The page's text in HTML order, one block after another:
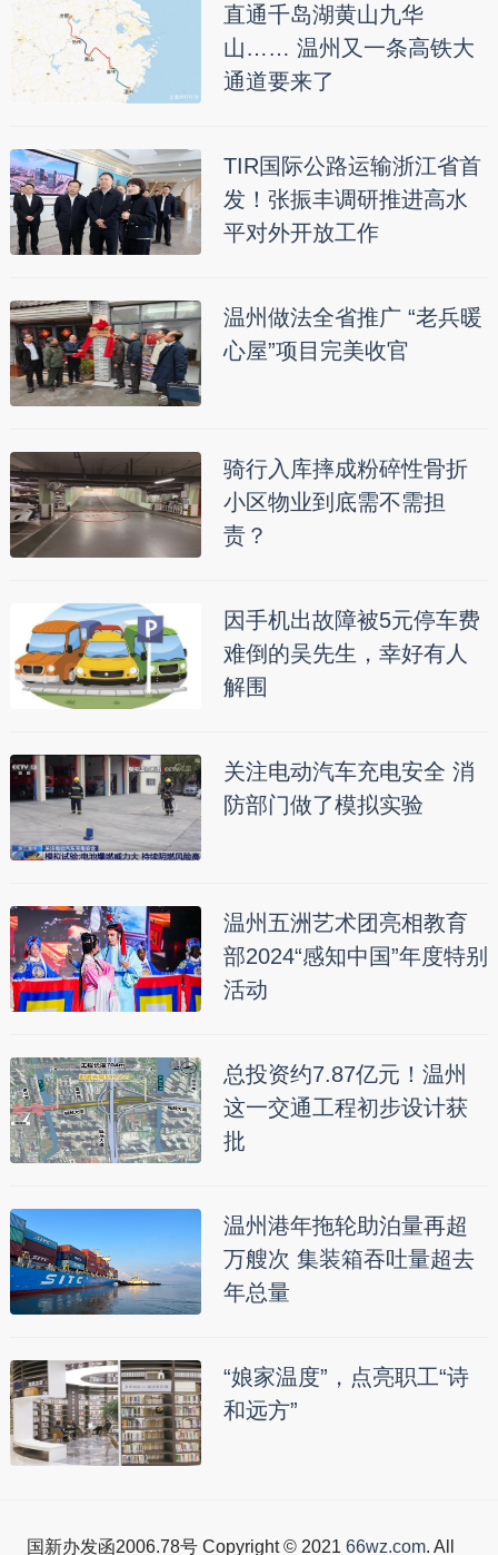
直通千岛湖黄山九华
山…… 温州又一条高铁大
通道要来了
TIR国际公路运输浙江省首
发！张振丰调研推进高水
平对外开放工作
温州做法全省推广 “老兵暖
心屋”项目完美收官
骑行入库摔成粉碎性骨折
小区物业到底需不需担
责？
因手机出故障被5元停车费
难倒的吴先生，幸好有人
解围
关注电动汽车充电安全 消
防部门做了模拟实验
温州五洲艺术团亮相教育
部2024“感知中国”年度特别
活动
总投资约7.87亿元！温州
这一交通工程初步设计获
批
温州港年拖轮助泊量再超
万艘次 集装箱吞吐量超去
年总量
“娘家温度”，点亮职工“诗
和远方”
国新办发函2006.78号 Copyright © 2021 66wz.com. All